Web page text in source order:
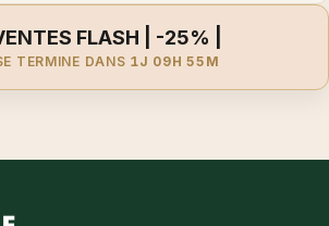
FLASH | -25% |
TERMINE DANS 1J 09H 55M